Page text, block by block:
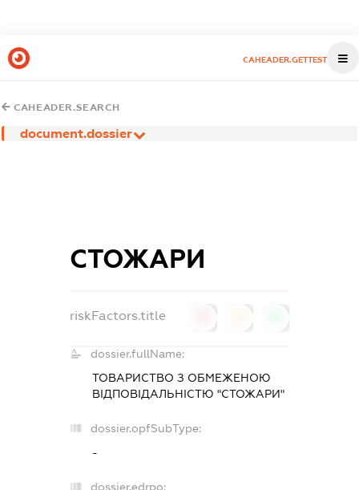
CAHEADER.GETTEST
CAHEADER.SEARCH
document.dossier
СТОЖАРИ
riskFactors.title
dossier.fullName:
ТОВАРИСТВО З ОБМЕЖЕНОЮ
ВІДПОВІДАЛЬНІСТЮ "СТОЖАРИ"
dossier.opfSubType:
-
dossier.edrpo: